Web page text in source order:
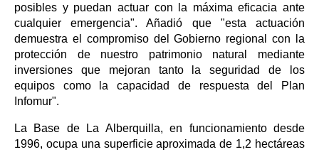
posibles y puedan actuar con la máxima eficacia ante
cualquier emergencia". Añadió que "esta actuación
demuestra el compromiso del Gobierno regional con la
protección de nuestro patrimonio natural mediante
inversiones que mejoran tanto la seguridad de los
equipos como la capacidad de respuesta del Plan
Infomur".
La Base de La Alberquilla, en funcionamiento desde
1996, ocupa una superficie aproximada de 1,2 hectáreas